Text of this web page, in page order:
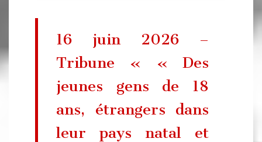
16 juin 2026 –
Tribune « « Des
jeunes gens de 18
ans, étrangers dans
leur pays natal et